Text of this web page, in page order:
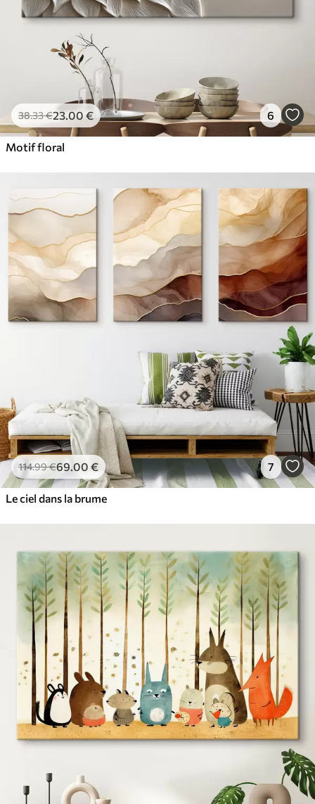
38.33€23.00 € 6
Motif floral
114.99€69 .00 € 7
Le ciel dans la brume